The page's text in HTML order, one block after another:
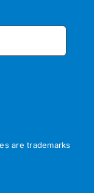
are trademarks